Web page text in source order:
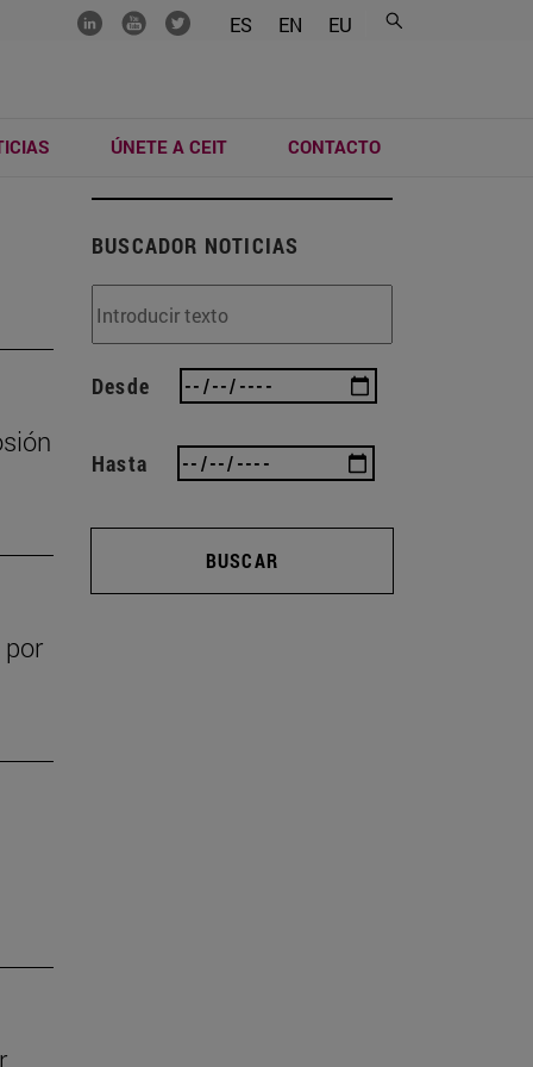
ES EN EU
....... ....... .......
ÚNETE A CEIT CONTACTO
BUSCADOR NOTICIAS
Desde
Hasta
BUSCAR